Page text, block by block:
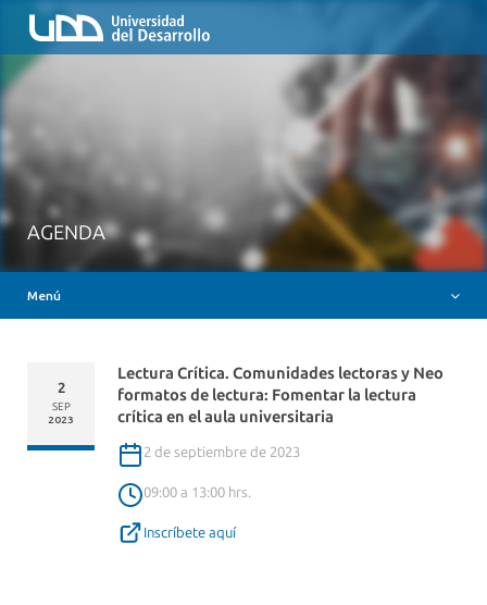
AGENDA
Menú
Inicio
QUIÉNES SOMOS
MESA AYUDA CANVAS
INSIGNIAS DIGITALES
Lectura Crítica. Comunidades lectoras y Neo
formatos de lectura: Fomentar la lectura
crítica en el aula universitaria
2 de septiembre de 2023
09:00 a 13:00 hrs.
Inscríbete aquí
2
SEP
2023